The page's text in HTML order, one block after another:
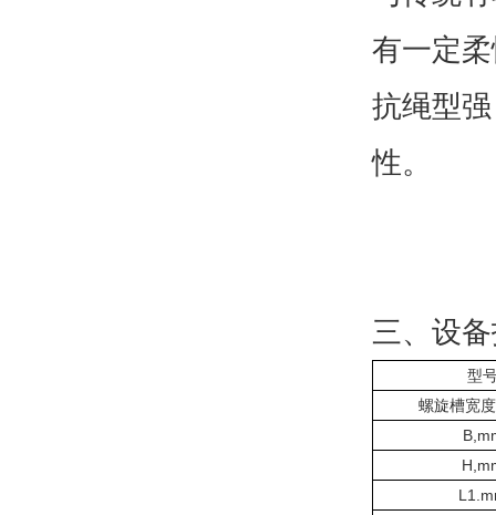
有一定
抗绳型
性。
三、设
型
螺旋槽宽